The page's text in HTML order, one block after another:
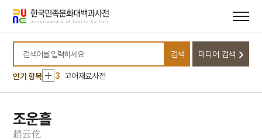
바로가기
바로가기
검색어를 입력하세요
검색 미디어 검색
인기 항목
10 환웅
1 순천 선암사 동종
2 임한주
3 고어재료사전
4 김예몽
조운흘
趙云仡